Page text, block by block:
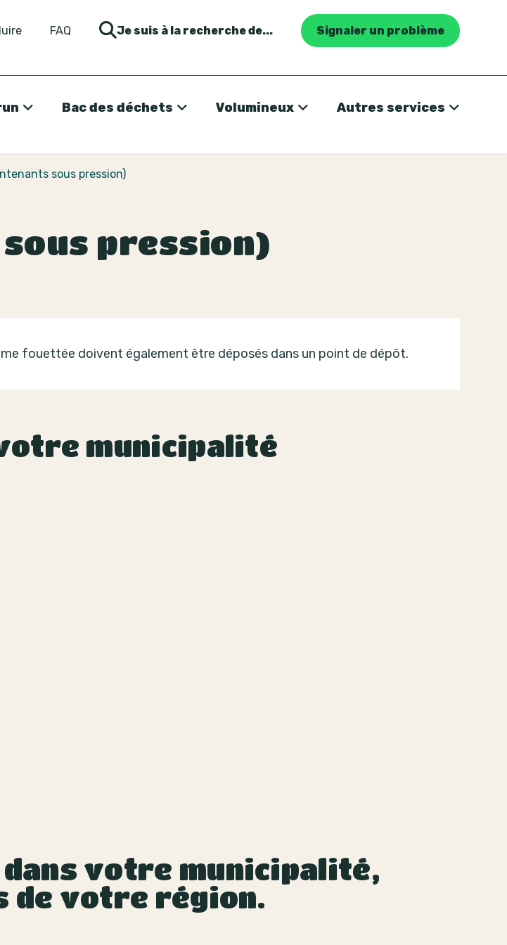
FAQ Je suis à la recherche de... Signaler un problème
Bac des déchets Volumineux Autres services
sous pression)
pression)
fouettée doivent également être déposés dans un point de dépôt.
municipalité
votre municipalité,
de votre région.